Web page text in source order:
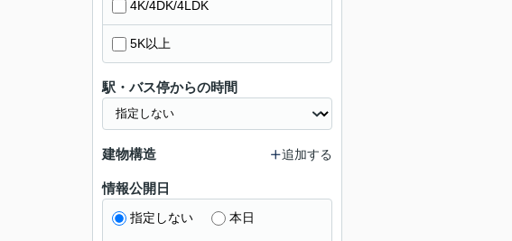
4K/4DK/4LDK
5K以上
駅・バス停からの時間
建物構造 追加する
情報公開日
指定しない 本日